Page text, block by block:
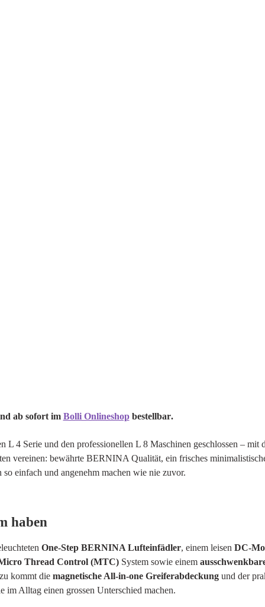
ab sofort im Bolli Onlineshop bestellbar.
L 4 Serie und den professionellen L 8 Maschinen geschlossen – mit
vereinen: bewährte BERNINA Qualität, ein frisches
einfach und angenehm machen wie nie zuvor.
haben
One-Step BERNINA Lufteinfädler, einem leisen DC-
Thread Control (MTC)System sowie einem
kommt die magnetische All-in-one Greiferabdeckungund der
Alltag einen grossen Unterschied machen.